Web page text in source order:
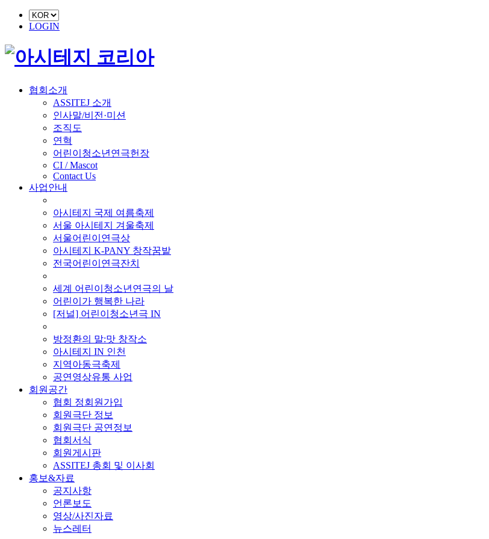
LOGIN
협회소개
ASSITEJ 소개
인사말/비전·미션
조직도
연혁
어린이청소년연극헌장
CI / Mascot
Contact Us
사업안내
아시테지 국제 여름축제
서울 아시테지 겨울축제
서울어린이연극상
아시테지 K-PANY 창작꿈밭
전국어린이연극잔치
세계 어린이청소년연극의 날
어린이가 행복한 나라
[저널] 어린이청소년극 IN
방정환의 말:맛 창작소
아시테지 IN 인천
지역아동극축제
공연영상유통 사업
회원공간
협회 정회원가입
회원극단 정보
회원극단 공연정보
협회서식
회원게시판
ASSITEJ 총회 및 이사회
홍보&자료
공지사항
언론보도
영상/사진자료
뉴스레터